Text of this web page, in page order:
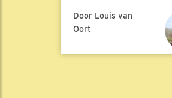
Door Louis van
Oort